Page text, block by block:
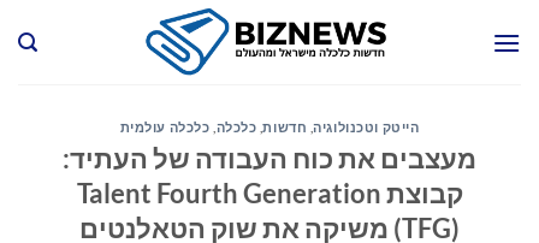
הייטק וטכנולוגיה, חדשות, כלכלה כלכלה עולמית
מעצבים את כוח העבודה של העתיד:
קבוצת Talent Fourth Generation
(TFG) משיקה את שוק הטאלנטים